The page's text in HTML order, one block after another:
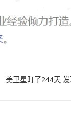
美卫星盯了244天